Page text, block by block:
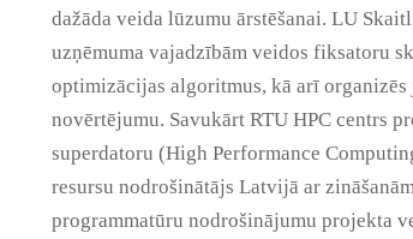
dažāda veida lūzumu ārstēšanai. LU
uzņēmuma vajadzībām veidos fiksatoru
optimizācijas algoritmus, kā arī
novērtējumu. Savukārt RTU HPC centrs
superdatoru (High Performance
resursu nodrošinātājs Latvijā ar
programmatūru nodrošinājumu projekta